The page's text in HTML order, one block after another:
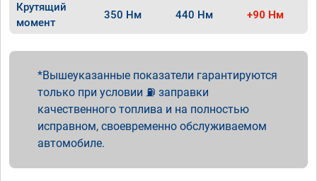
Крутящий
момент
350 Нм 440 Нм +90 Нм
Вышеуказанные показатели гарантируются
только при условии ⛽ заправки
качественного топлива и на полностью
исправном, своевременно обслуживаемом
автомобиле.